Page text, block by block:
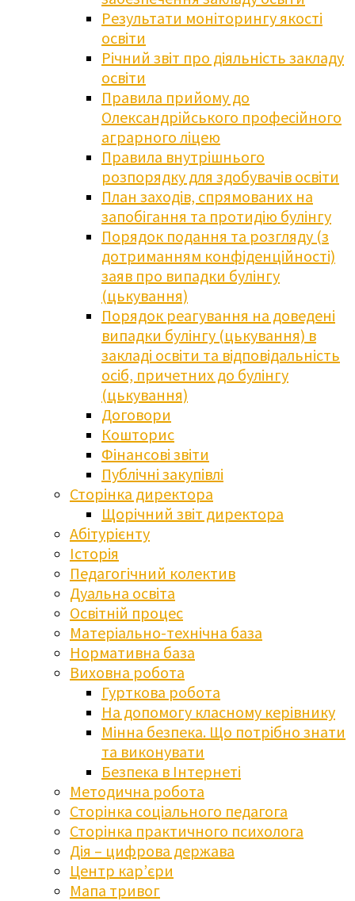
Результати моніторингу якості
освіти
Річний звіт про діяльність закладу
освіти
Правила прийому до
Олександрійського професійного
аграрного ліцею
Правила внутрішнього
розпорядку для здобувачів освіти
План заходів, спрямованих на
запобігання та протидію булінгу
Порядок подання та розгляду (з
дотриманням конфіденційності)
заяв про випадки булінгу
(цькування)
Порядок реагування на доведені
випадки булінгу (цькування) в
закладі освіти та відповідальність
осіб, причетних до булінгу
(цькування)
Договори
Кошторис
Фінансові звіти
Публічні закупівлі
Сторінка директора
Щорічний звіт директора
Абітурієнту
Історія
Педагогічний колектив
Дуальна освіта
Освітній процес
Матеріально-технічна база
Нормативна база
Виховна робота
Гурткова робота
На допомогу класному керівнику
Мінна безпека. Що потрібно знати
та виконувати
Безпека в Інтернеті
Методична робота
Сторінка соціального педагога
Сторінка практичного психолога
Дія – цифрова держава
Центр кар’єри
Мапа тривог